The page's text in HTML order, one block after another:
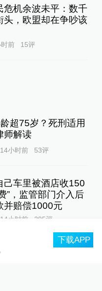
危机余波未平：数千
头，欧盟却在争吵该
前 15评
龄超75岁？死刑适用
师解读
14小时前 53评
己车里被酒店收150
”，监管部门介入后
并赔偿1000元
14小时前 295评
行价150.8元
下载APP